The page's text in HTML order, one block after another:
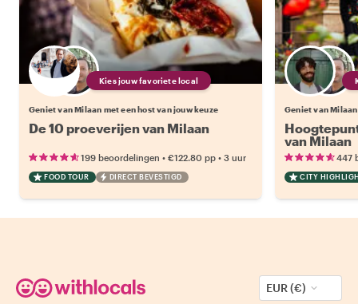
Kies jouw favoriete local
Geniet van Milaan met een host van jouw keuze
De 10 proeverijen van Milaan
199 beoordelingen • €122.80 pp • 3 uur
FOOD TOUR DIRECT BEVESTIGD
Geniet van
van Milaan
447
CITY
EUR (€)